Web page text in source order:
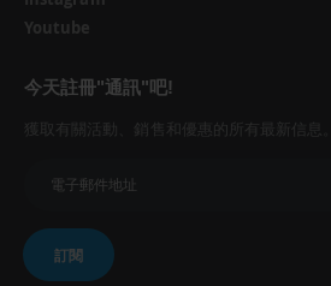
Youtube
今天註冊"通訊"吧!
獲取有關活動、銷售和優惠的所有最新信息。
訂閱